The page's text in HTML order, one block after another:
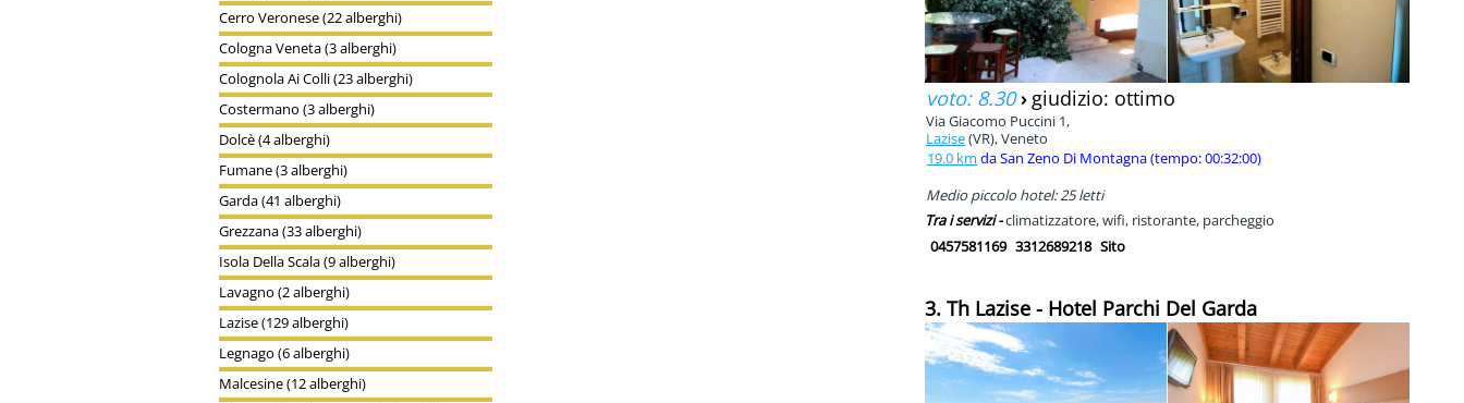
voto: 8.30› giudizio: ottimo
Via Giacomo Puccini 1,
Lazise(VR), Veneto
19.0 km da San Zeno Di Montagna (tempo: 00:32:00)
Medio piccolo hotel: 25 letti
Tra i servizi -climatizzatore, wifi, ristorante, parcheggio
0457581169 3312689218 Sito
3. Th Lazise - Hotel Parchi Del Garda
Cerro Veronese (22 alberghi)
Cologna Veneta (3 alberghi)
Colognola Ai Colli (23 alberghi)
Costermano (3 alberghi)
Dolcè (4 alberghi)
Fumane (3 alberghi)
Garda (41 alberghi)
Grezzana (33 alberghi)
Isola Della Scala (9 alberghi)
Lavagno (2 alberghi)
Lazise (129 alberghi)
Legnago (6 alberghi)
Malcesine (12 alberghi)